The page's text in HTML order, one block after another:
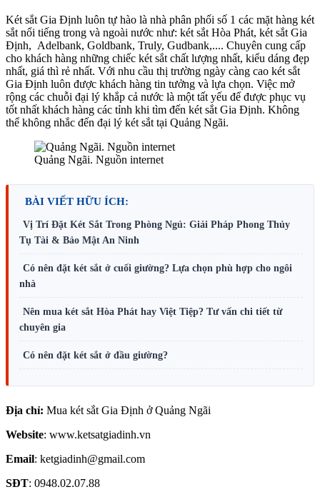
Két sắt Gia Định luôn tự hào là nhà phân phối số 1 các mặt hàng két
sắt nổi tiếng trong và ngoài nước như: két sắt Hòa Phát, két sắt Gia
Định, Adelbank, Goldbank, Truly, Gudbank,.... Chuyên cung cấp
cho khách hàng những chiếc két sắt chất lượng nhất, kiểu dáng đẹp
nhất, giá thì rẻ nhất. Với nhu cầu thị trường ngày càng cao két sắt
Gia Định luôn được khách hàng tin tưởng và lựa chọn. Việc mở
rộng các chuỗi đại lý khắp cả nước là một tất yếu để được phục vụ
tốt nhất khách hàng các tỉnh khi tìm đến két sắt Gia Định. Không
thể không nhắc đến đại lý két sắt tại Quảng Ngãi.
Quảng Ngãi. Nguồn internet
BÀI VIẾT HỮU ÍCH:
Vị Trí Đặt Két Sắt Trong Phòng Ngủ: Giải Pháp Phong Thủy
Tụ Tài & Bảo Mật An Ninh
Có nên đặt két sắt ở cuối giường? Lựa chọn phù hợp cho ngôi
nhà
Nên mua két sắt Hòa Phát hay Việt Tiệp? Tư vấn chi tiết từ
chuyên gia
Có nên đặt két sắt ở đầu giường?
Địa chỉ: Mua két sắt Gia Định ở Quảng Ngãi
Website: www.ketsatgiadinh.vn
Email: ketgiadinh@gmail.com
SĐT: 0948.02.07.88